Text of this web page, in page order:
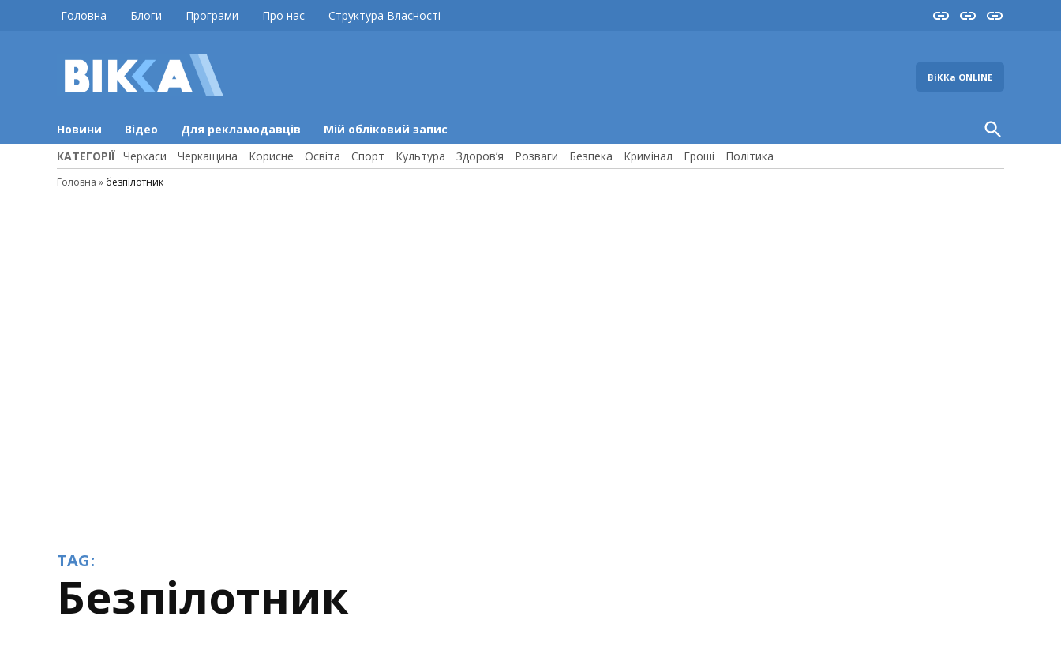
Головна Блоги Програми Про нас Структура Власності InstaYouTube
FB
ВіККа ONLINE
Новини Відео Для рекламодавців Мій обліковий запис
Open
Search
КАТЕГОРІЇ Черкаси Черкащина Корисне Освіта Спорт Культура Здоров’я Розваги Безпека Кримінал Гроші Політика
Головна » безпілотник
TAG:
безпілотник